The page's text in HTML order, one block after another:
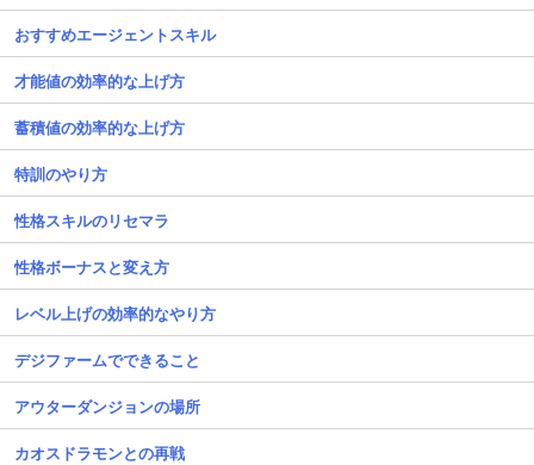
おすすめエージェントスキル
才能値の効率的な上げ方
蓄積値の効率的な上げ方
特訓のやり方
性格スキルのリセマラ
性格ボーナスと変え方
レベル上げの効率的なやり方
デジファームでできること
アウターダンジョンの場所
カオスドラモンとの再戦